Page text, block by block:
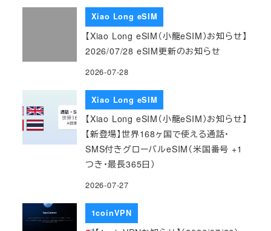
Xiao Long eSIM
【Xiao Long eSIM（小龍eSIM）お知らせ】
2026/07/28 eSIM更新のお知らせ
2026-07-28
Xiao Long eSIM
【Xiao Long eSIM（小龍eSIM）お知らせ】
【新登場】世界168ヶ国で使える通話・
SMS付きグローバルeSIM（米国番号 +1
つき・最長365日）
2026-07-27
1coinVPN